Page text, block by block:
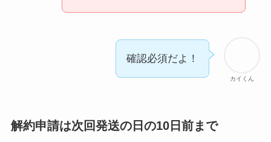
まとめ！電話が繋が
らない時の裏ワザ
なぜ解約できない？
カイくん
確認必須だよ！
解約申請は次回発送の日の10日前まで